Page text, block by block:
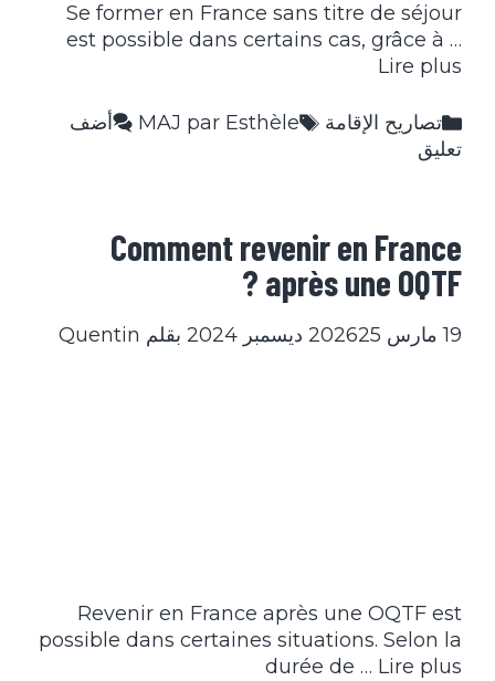
Se former en France sans titre de séjour
est possible dans certains cas, grâce à …
Lire plus
التصنيفات
تصاريح الإقامة الوسوم
MAJ par Esthèle
أضف
تعليق
Comment revenir en France
après une OQTF ?
19 مارس 2026 25 ديسمبر 2024 بقلم Quentin
Revenir en France après une OQTF est
possible dans certaines situations. Selon la
durée de … Lire plus